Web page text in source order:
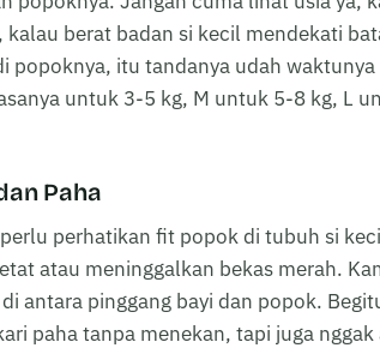
berat badan si kecil mendekati
popoknya, itu tandanya udah
untuk 3-5 kg, M untuk 5-8 kg, L
Paha
perhatikan fit popok di tubuh si
atau meninggalkan bekas merah.
antara pinggang bayi dan popok.
paha tanpa menekan, tapi juga nggak